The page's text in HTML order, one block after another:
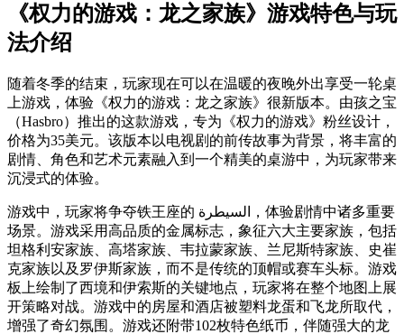
《权力的游戏：龙之家族》游戏特色与玩
法介绍
随着冬季的结束，玩家现在可以在温暖的夜晚外出享受一轮桌
上游戏，体验《权力的游戏：龙之家族》很新版本。由孩之宝
（Hasbro）推出的这款游戏，专为《权力的游戏》粉丝设计，
价格为35美元。该版本以电视剧的前传故事为背景，将丰富的
剧情、角色和艺术元素融入到一个精美的桌游中，为玩家带来
沉浸式的体验。
游戏中，玩家将争夺铁王座的 السيطرة，体验剧情中诸多重要
场景。游戏采用高品质的金属标志，象征六大主要家族，包括
坦格利安家族、高塔家族、韦拉蒙家族、兰尼斯特家族、史崔
克家族以及罗伊斯家族，而不是传统的顶帽或赛车头标。游戏
板上绘制了西境和伊索斯的关键地点，玩家将在整个地图上展
开策略对战。游戏中的房屋和酒店被塑料龙蛋和飞龙所取代，
增强了奇幻氛围。游戏还附带102枚特色纸币，伴随强大的龙